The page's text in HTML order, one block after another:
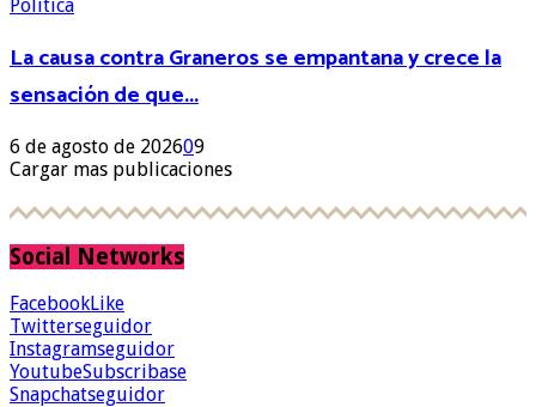
Política
La causa contra Graneros se empantana y crece la
sensación de que...
6 de agosto de 202609
Cargar mas publicaciones
Social Networks
FacebookLike
Twitterseguidor
Instagramseguidor
YoutubeSubscribase
Snapchatseguidor